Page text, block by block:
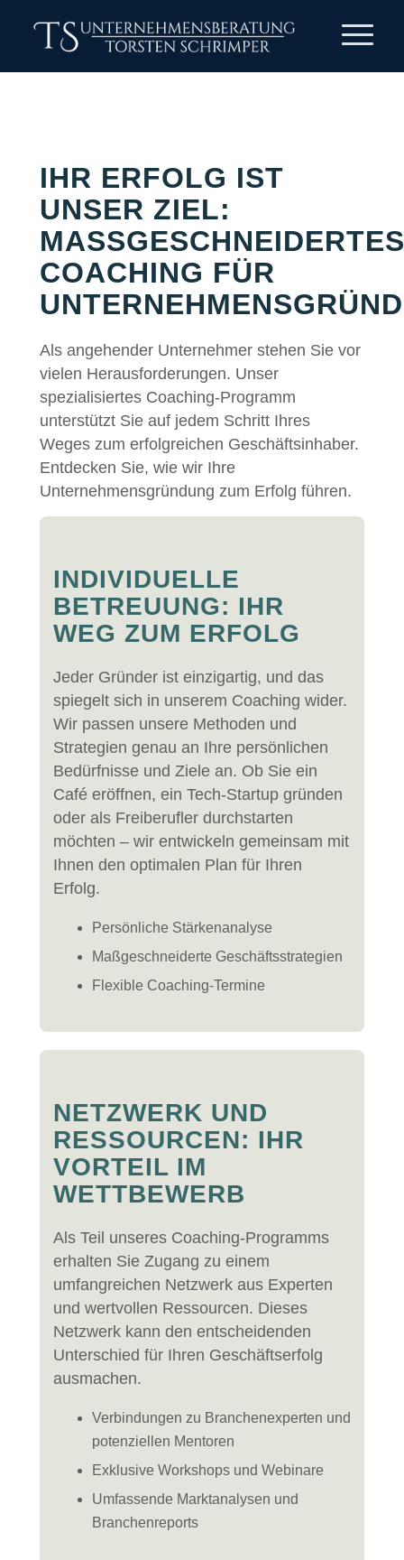
IHR ERFOLG IST
UNSER ZIEL:
MASSGESCHNEIDERTES C
OACHING FÜR U
Als angehender Unternehmer stehen Sie vor
vielen Herausforderungen. Unser
spezialisiertes Coaching-Programm
unterstützt Sie auf jedem Schritt Ihres
Weges zum erfolgreichen Geschäftsinhaber.
Entdecken Sie, wie wir Ihre
Unternehmensgründung zum Erfolg führen.
INDIVIDUELLE
BETREUUNG: IHR
WEG ZUM ERFOLG
Jeder Gründer ist einzigartig, und das
spiegelt sich in unserem Coaching wider.
Wir passen unsere Methoden und
Strategien genau an Ihre persönlichen
Bedürfnisse und Ziele an. Ob Sie ein
Café eröffnen, ein Tech-Startup gründen
oder als Freiberufler durchstarten
möchten – wir entwickeln gemeinsam mit
Ihnen den optimalen Plan für Ihren
Erfolg.
Persönliche Stärkenanalyse
Maßgeschneiderte Geschäftsstrategien
Flexible Coaching-Termine
NETZWERK UND
RESSOURCEN: IHR
VORTEIL IM
WETTBEWERB
Als Teil unseres Coaching-Programms
erhalten Sie Zugang zu einem
umfangreichen Netzwerk aus Experten
und wertvollen Ressourcen. Dieses
Netzwerk kann den entscheidenden
Unterschied für Ihren Geschäftserfolg
ausmachen.
Verbindungen zu Branchenexperten und
potenziellen Mentoren
Exklusive Workshops und Webinare
Umfassende Marktanalysen und
Branchenreports